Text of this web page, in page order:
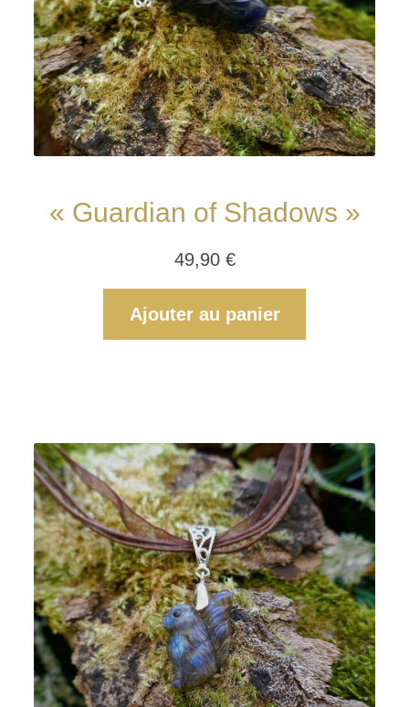
« Guardian of Shadows »
49,90 €
Ajouter au panier